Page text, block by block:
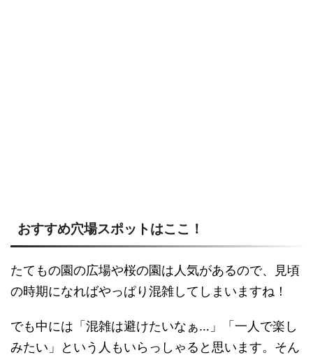
おすすめ穴場スポットはここ！
たてもの園の広場や桜の園は人気があるので、見頃
の時期になればやっぱり混雑してしまいますね！
でも中には「混雑は避けたいなぁ…」「一人で楽し
みたい」という人もいらっしゃると思います。そん